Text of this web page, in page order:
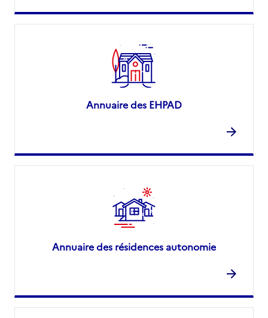
Annuaire des EHPAD
Annuaire des résidences autonomie